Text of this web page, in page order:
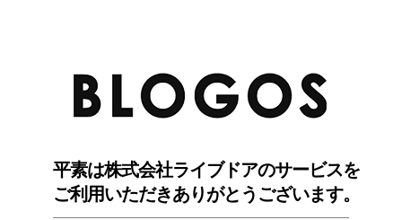
平素は株式会社ライブドアのサービスを
ご利用いただきありがとうございます。